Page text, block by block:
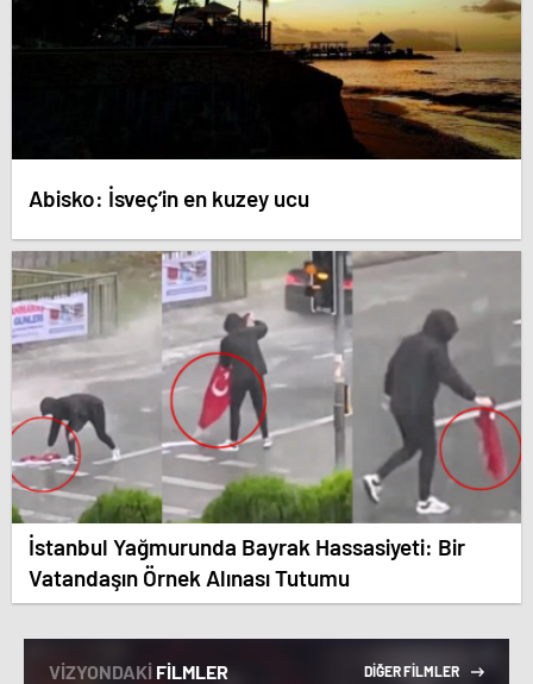
Abisko: İsveç’in en kuzey ucu
İstanbul Yağmurunda Bayrak Hassasiyeti: Bir
Vatandaşın Örnek Alınası Tutumu
VİZYONDAKİ FİLMLER DİĞER FİLMLER